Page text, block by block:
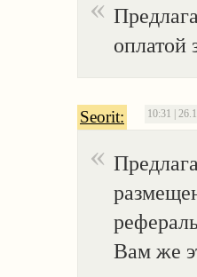
оплатой
Seorit: 10:31 |
Вам же